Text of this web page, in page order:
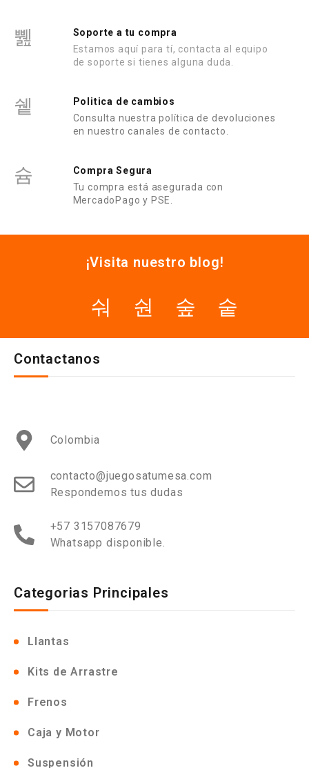
Soporte a tu compra
Estamos aquí para tí, contacta al equipo
de soporte si tienes alguna duda.
Politica de cambios
Consulta nuestra política de devoluciones
en nuestro canales de contacto.
Compra Segura
Tu compra está asegurada con
MercadoPago y PSE.
¡Visita nuestro blog!
Contactanos
Colombia
contacto@juegosatumesa.com
Respondemos tus dudas
+57 3157087679
Whatsapp disponible.
Categorias Principales
Llantas
Kits de Arrastre
Frenos
Caja y Motor
Suspensión